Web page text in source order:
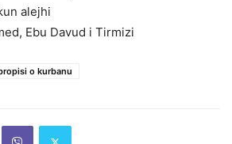
alejhi
Ebu Davud i Tirmizi
o kurbanu